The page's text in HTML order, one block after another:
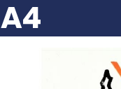
A4